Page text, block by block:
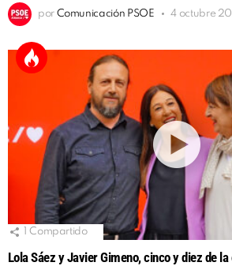
por Comunicación PSOE 4 octubre
Compartido
Lola Sáez y Javier Gimeno, cinco y diez de